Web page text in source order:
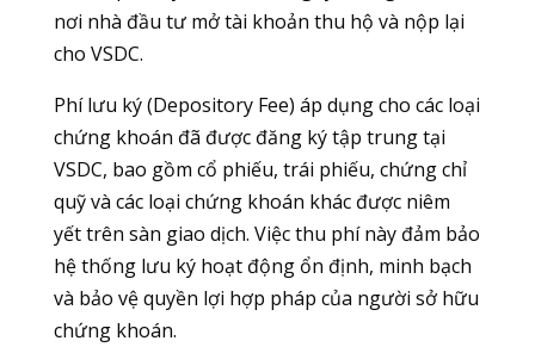
nơi nhà đầu tư mở tài khoản thu hộ và nộp lại
cho VSDC.
Phí lưu ký (Depository Fee) áp dụng cho các loại
chứng khoán đã được đăng ký tập trung tại
VSDC, bao gồm cổ phiếu, trái phiếu, chứng chỉ
quỹ và các loại chứng khoán khác được niêm
yết trên sàn giao dịch. Việc thu phí này đảm bảo
hệ thống lưu ký hoạt động ổn định, minh bạch
và bảo vệ quyền lợi hợp pháp của người sở hữu
chứng khoán.